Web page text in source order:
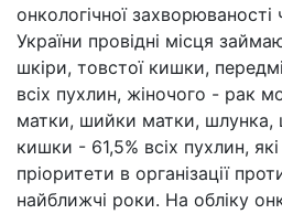
онкологічної захворюваності
України провідні місця
шкіри, товстої кишки,
всіх пухлин, жіночого - рак
матки, шийки матки, шлунка,
кишки - 61,5% всіх пухлин,
пріоритети в організації
найближчі роки. На обліку